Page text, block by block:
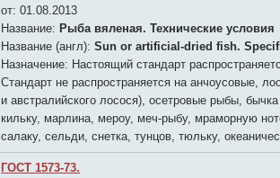
от: 01.08.2013
Название: Рыба вяленая. Технические условия
Название (англ): Sun or artificial-dried fish.
Назначение: Настоящий стандарт
Стандарт не распространяется на анчоусовые,
и австралийского лосося), осетровые рыбы, бычка
кильку, марлина, мероу, меч-рыбу, мраморную
салаку, сельди, снетка, тунцов, тюльку,
ГОСТ 1573-73.